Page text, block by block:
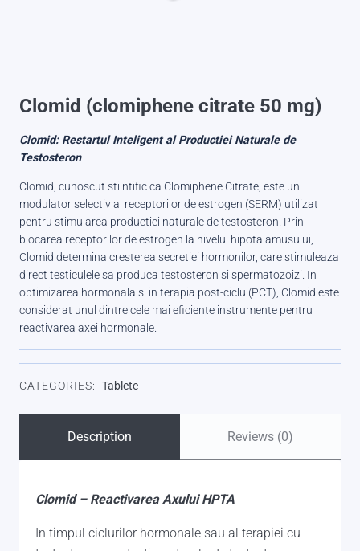
Clomid (clomiphene citrate 50 mg)
Clomid: Restartul Inteligent al Productiei Naturale de
Testosteron
Clomid, cunoscut stiintific ca Clomiphene Citrate, este un
modulator selectiv al receptorilor de estrogen (SERM) utilizat
pentru stimularea productiei naturale de testosteron. Prin
blocarea receptorilor de estrogen la nivelul hipotalamusului,
Clomid determina cresterea secretiei hormonilor, care stimuleaza
direct testiculele sa produca testosteron si spermatozoizi. In
optimizarea hormonala si in terapia post-ciclu (PCT), Clomid este
considerat unul dintre cele mai eficiente instrumente pentru
reactivarea axei hormonale.
CATEGORIES: Tablete
Description Reviews (0)
Clomid – Reactivarea Axului HPTA
In timpul ciclurilor hormonale sau al terapiei cu